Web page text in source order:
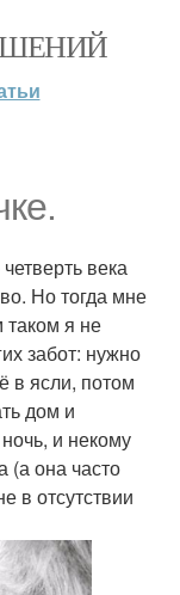
века
Но тогда мне
таком я не
забот: нужно
в ясли, потом
дом и
и некому
(а она часто
в отсутствии